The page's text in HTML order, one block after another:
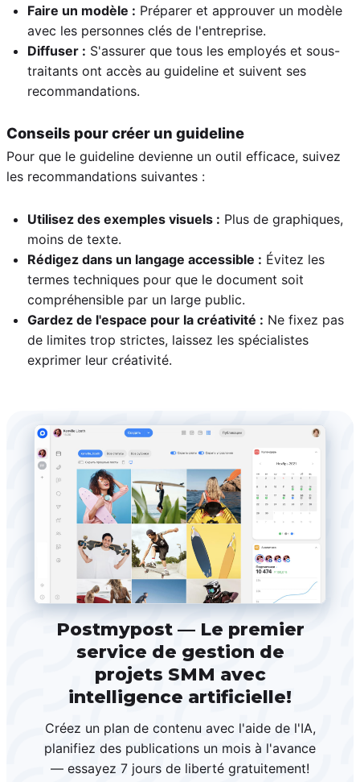
Faire un modèle : Préparer et approuver un modèle
avec les personnes clés de l'entreprise.
Diffuser : S'assurer que tous les employés et sous-
traitants ont accès au guideline et suivent ses
recommandations.
Conseils pour créer un guideline
Pour que le guideline devienne un outil efficace, suivez
les recommandations suivantes :
Utilisez des exemples visuels : Plus de graphiques,
moins de texte.
Rédigez dans un langage accessible : Évitez les
termes techniques pour que le document soit
compréhensible par un large public.
Gardez de l'espace pour la créativité : Ne fixez pas
de limites trop strictes, laissez les spécialistes
exprimer leur créativité.
Postmypost — Le premier
service de gestion de
projets SMM avec
intelligence artificielle!
Créez un plan de contenu avec l'aide de l'IA,
planifiez des publications un mois à l'avance
— essayez 7 jours de liberté gratuitement!